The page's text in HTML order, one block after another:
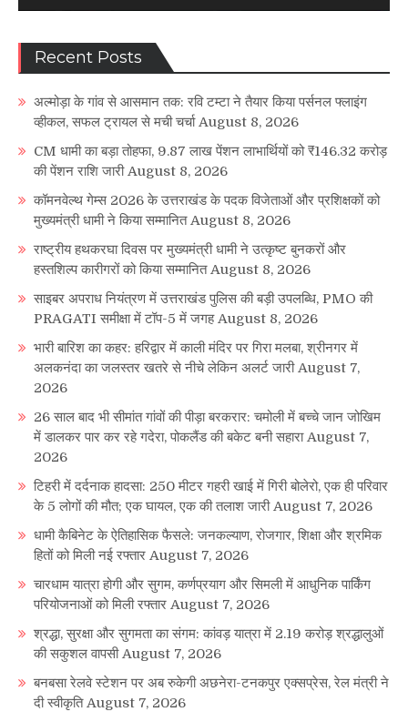
Recent Posts
अल्मोड़ा के गांव से आसमान तक: रवि टम्टा ने तैयार किया पर्सनल फ्लाइंग
व्हीकल, सफल ट्रायल से मची चर्चा August 8, 2026
CM धामी का बड़ा तोहफा, 9.87 लाख पेंशन लाभार्थियों को ₹146.32 करोड़
की पेंशन राशि जारी August 8, 2026
कॉमनवेल्थ गेम्स 2026 के उत्तराखंड के पदक विजेताओं और प्रशिक्षकों को
मुख्यमंत्री धामी ने किया सम्मानित August 8, 2026
राष्ट्रीय हथकरघा दिवस पर मुख्यमंत्री धामी ने उत्कृष्ट बुनकरों और
हस्तशिल्प कारीगरों को किया सम्मानित August 8, 2026
साइबर अपराध नियंत्रण में उत्तराखंड पुलिस की बड़ी उपलब्धि, PMO की
PRAGATI समीक्षा में टॉप-5 में जगह August 8, 2026
भारी बारिश का कहर: हरिद्वार में काली मंदिर पर गिरा मलबा, श्रीनगर में
अलकनंदा का जलस्तर खतरे से नीचे लेकिन अलर्ट जारी August 7,
2026
26 साल बाद भी सीमांत गांवों की पीड़ा बरकरार: चमोली में बच्चे जान जोखिम
में डालकर पार कर रहे गदेरा, पोकलैंड की बकेट बनी सहारा August 7,
2026
टिहरी में दर्दनाक हादसा: 250 मीटर गहरी खाई में गिरी बोलेरो, एक ही परिवार
के 5 लोगों की मौत; एक घायल, एक की तलाश जारी August 7, 2026
धामी कैबिनेट के ऐतिहासिक फैसले: जनकल्याण, रोजगार, शिक्षा और श्रमिक
हितों को मिली नई रफ्तार August 7, 2026
चारधाम यात्रा होगी और सुगम, कर्णप्रयाग और सिमली में आधुनिक पार्किंग
परियोजनाओं को मिली रफ्तार August 7, 2026
श्रद्धा, सुरक्षा और सुगमता का संगम: कांवड़ यात्रा में 2.19 करोड़ श्रद्धालुओं
की सकुशल वापसी August 7, 2026
बनबसा रेलवे स्टेशन पर अब रुकेगी अछनेरा-टनकपुर एक्सप्रेस, रेल मंत्री ने
दी स्वीकृति August 7, 2026